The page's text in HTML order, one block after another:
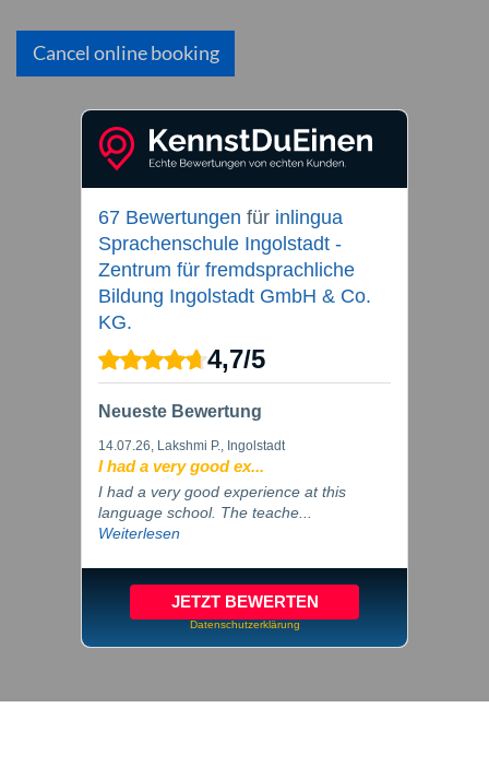
Cancel online booking
67 Bewertungen für inlingua
Sprachenschule Ingolstadt -
Zentrum für fremdsprachliche
Bildung Ingolstadt GmbH & Co.
KG.
4,7/5
Neueste Bewertung
14.07.26, Lakshmi P., Ingolstadt
I had a very good ex...
I had a very good experience at this
language school. The teache...
Weiterlesen
JETZT BEWERTEN
Datenschutzerklärung